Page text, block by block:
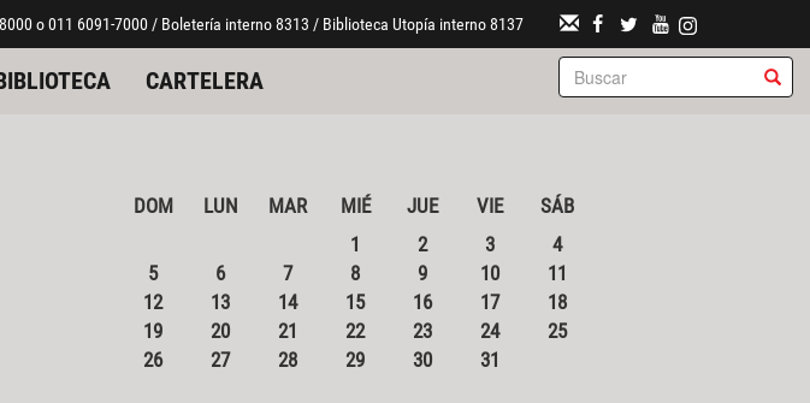
o 011 6091-7000 / Boletería interno 8313 / Biblioteca Utopía interno 8137
CARTELERA
DOM LUN MAR MIÉ JUE VIE
SÁB
1
2 3
4
5
6 7 8 9 10
11
12
13 14 15 16 17
18
19
20 21 22 23 24
25
26
27 28 29 30 31